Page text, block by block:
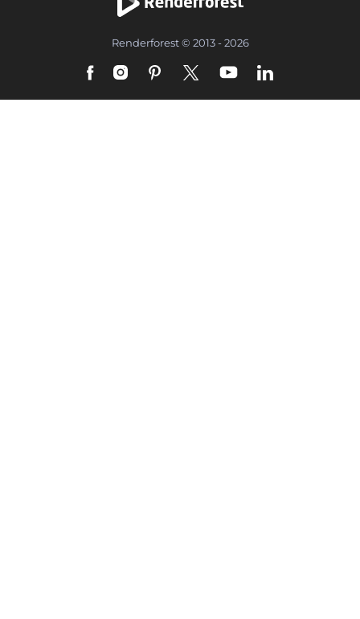
Renderforest © 2013 - 2026